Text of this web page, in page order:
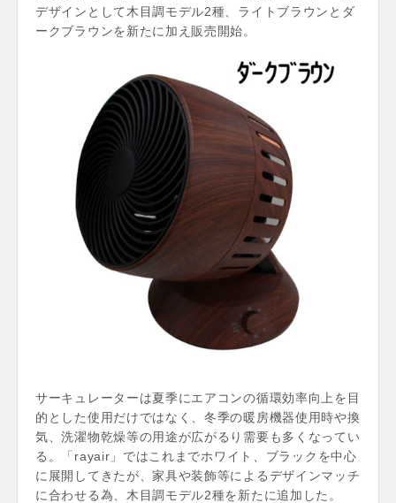
デザインとして木目調モデル2種、ライトブラウンとダ
ークブラウンを新たに加え販売開始。
サーキュレーターは夏季にエアコンの循環効率向上を目
的とした使用だけではなく、冬季の暖房機器使用時や換
気、洗濯物乾燥等の用途が広がるり需要も多くなってい
る。「rayair」ではこれまでホワイト、ブラックを中心
に展開してきたが、家具や装飾等によるデザインマッチ
に合わせる為、木目調モデル2種を新たに追加した。